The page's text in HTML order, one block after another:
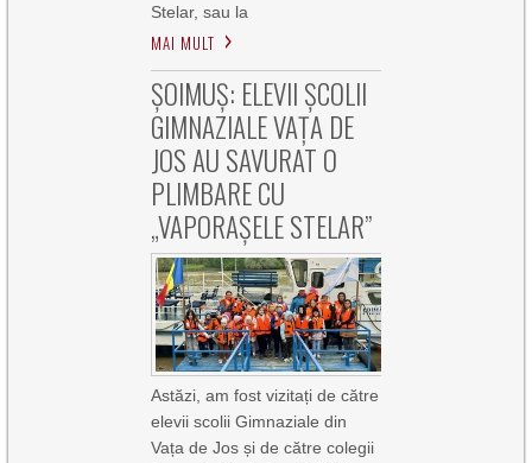
Stelar, sau la
MAI MULT
ȘOIMUȘ: ELEVII ȘCOLII
GIMNAZIALE VAȚA DE
JOS AU SAVURAT O
PLIMBARE CU
„VAPORAȘELE STELAR”
Astăzi, am fost vizitați de către
elevii scolii Gimnaziale din
Vața de Jos și de către colegii